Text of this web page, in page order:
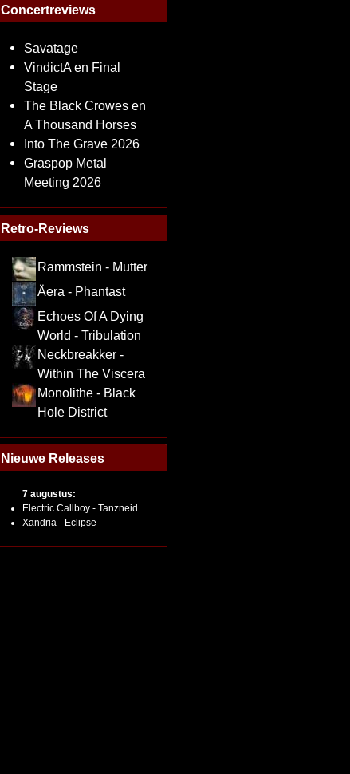
Concertreviews
Savatage
VindictA en Final
Stage
The Black Crowes en
A Thousand Horses
Into The Grave 2026
Graspop Metal
Meeting 2026
Retro-Reviews
Rammstein - Mutter
Äera - Phantast
Echoes Of A Dying
World - Tribulation
Neckbreakker -
Within The Viscera
Monolithe - Black
Hole District
Nieuwe Releases
7 augustus:
Electric Callboy - Tanzneid
Xandria - Eclipse